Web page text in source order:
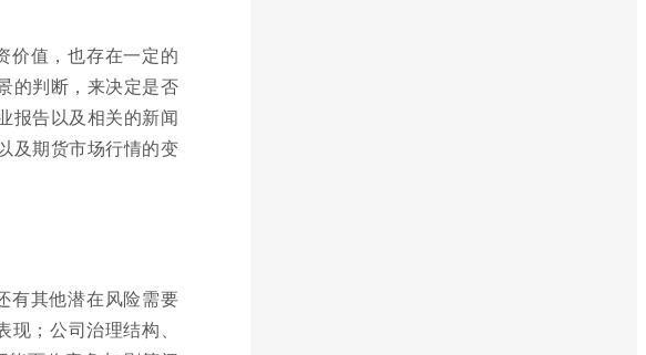
价值，也存在一定的
的判断，来决定是否
报告以及相关的新闻
及期货市场行情的变
有其他潜在风险需要
；公司治理结构、